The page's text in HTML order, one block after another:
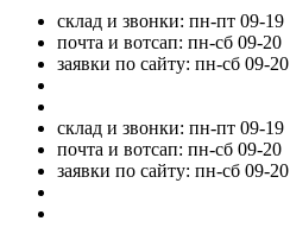
склад и звонки: пн-пт 09-19
почта и вотсап: пн-сб 09-20
заявки по сайту: пн-сб 09-20
склад и звонки: пн-пт 09-19
почта и вотсап: пн-сб 09-20
заявки по сайту: пн-сб 09-20